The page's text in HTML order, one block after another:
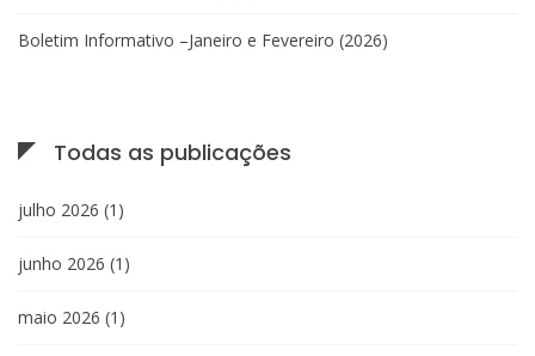
Boletim Informativo –Janeiro e Fevereiro (2026)
Todas as publicações
julho 2026 (1)
junho 2026 (1)
maio 2026 (1)